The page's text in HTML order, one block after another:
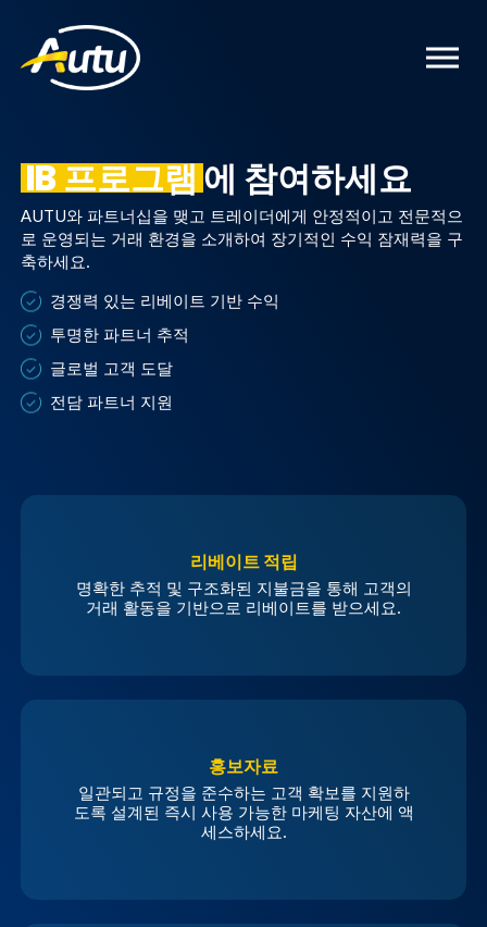
IB 프로그램 에 참여하세요
AUTU와 파트너십을 맺고 트레이더에게 안정적이고 전문적으
로 운영되는 거래 환경을 소개하여 장기적인 수익 잠재력을 구
축하세요.
경쟁력 있는 리베이트 기반 수익
투명한 파트너 추적
글로벌 고객 도달
전담 파트너 지원
리베이트 적립
명확한 추적 및 구조화된 지불금을 통해 고객의
거래 활동을 기반으로 리베이트를 받으세요.
홍보자료
일관되고 규정을 준수하는 고객 확보를 지원하
도록 설계된 즉시 사용 가능한 마케팅 자산에 액
세스하세요.